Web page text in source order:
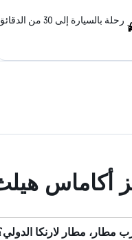
رحلة بالسيارة إلى 30 من الدقائق
أكاماس
مطار، مطار لارنكا